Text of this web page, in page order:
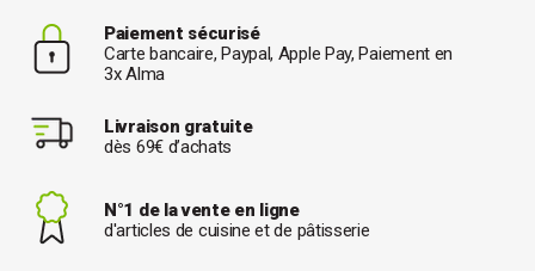
Paiement sécurisé
Carte bancaire, Paypal, Apple Pay, Paiement en
3x Alma
Livraison gratuite
dès 69€ d’achats
N°1 de la vente en ligne
d'articles de cuisine et de pâtisserie